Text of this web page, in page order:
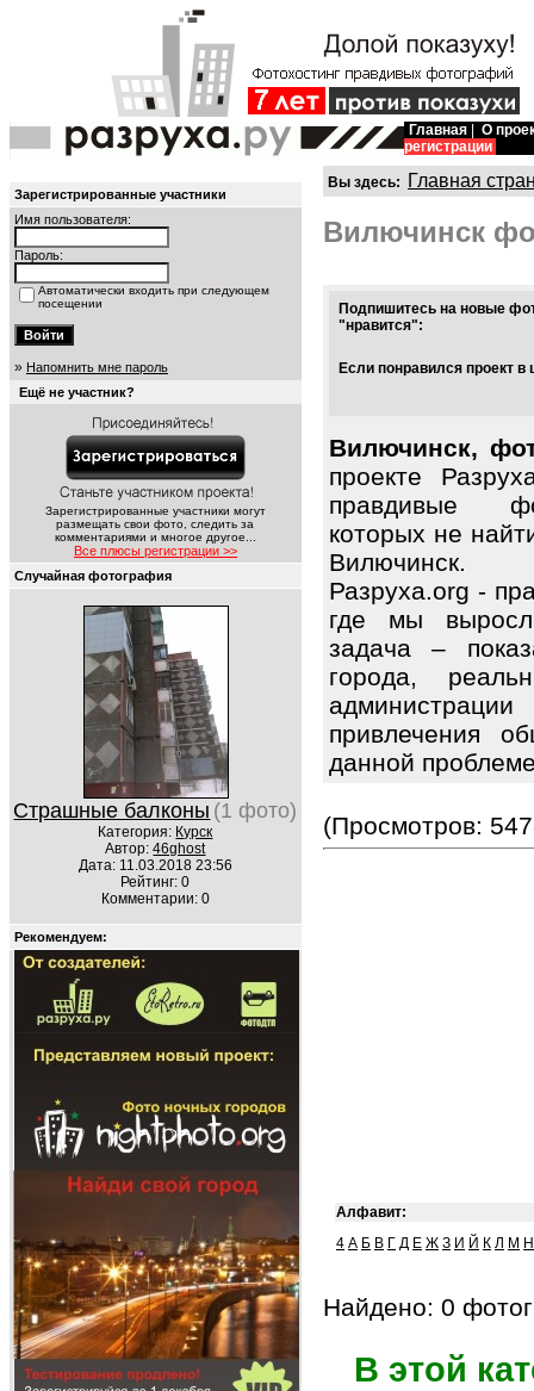
Главная
О
регистрации
Зарегистрированные участники
Имя пользователя:
Пароль:
Автоматически входить при следующем
посещении
» Напомнить мне пароль
Ещё не участник?
Зарегистрированные участники могут
размещать свои фото, следить за
комментариями и многое другое...
Все плюсы регистрации >>
Случайная фотография
Страшные балконы (1 фото)
Категория: Курск
Автор:46ghost
Дата: 11.03.2018 23:56
Рейтинг: 0
Комментарии: 0
Рекомендуем:
Вы здесь: Главная
Вилючинск
Подпишитесь на новые
"нравится":
Если понравился проект
Вилючинск,
проекте
правдивые
которых не
Вилючинск.
Разруха.org -
где мы
задача –
города,
привлечения
данной
(Просмотров:
Алфавит:
4 А Б В Г Д Е Ж З И Й К Л М Н
Найдено: 0
В этой